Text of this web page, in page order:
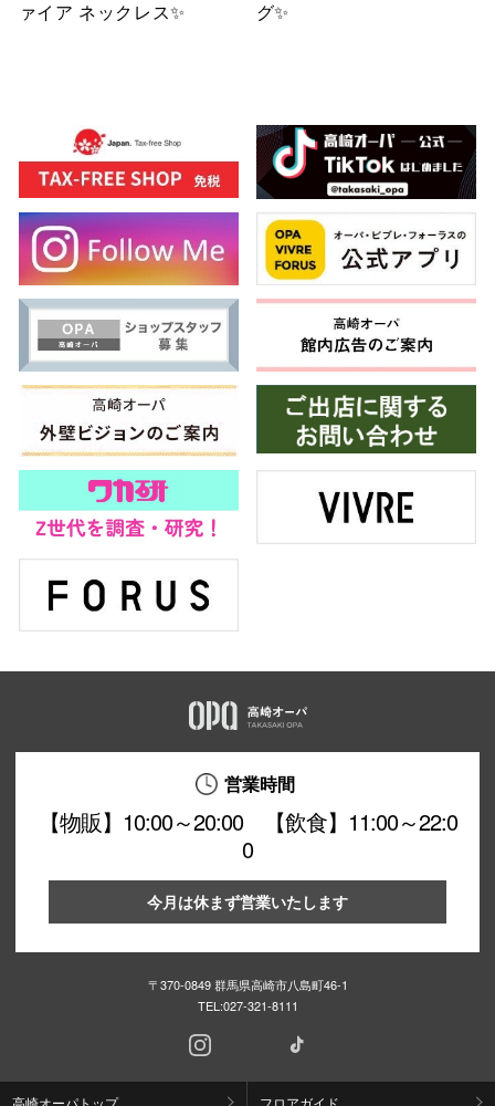
ァイア ネックレス✨
グ✨
営業時間
【物販】10:00～20:00 【飲食】11:00～22:0
0
今月は休まず営業いたします
〒370-0849 群馬県高崎市八島町46-1
TEL:027-321-8111
高崎オーパトップ フロアガイド